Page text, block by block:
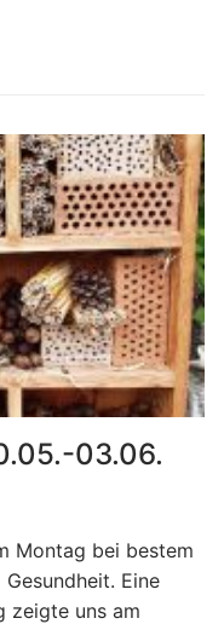
03.06.
Montag bei bestem
Eine
zeigte uns am